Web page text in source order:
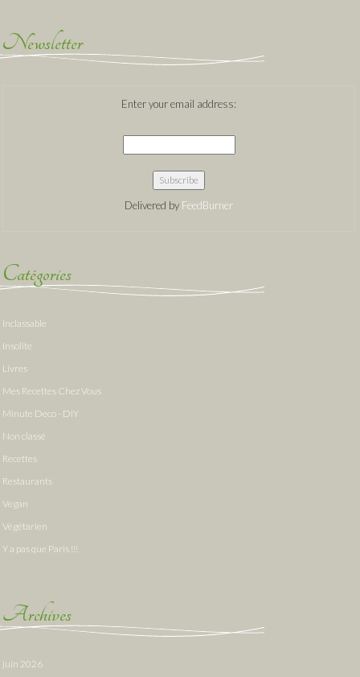
Newsletter
Enter your email address:
Delivered by FeedBurner
Catégories
Inclassable
Insolite
Livres
Mes Recettes Chez Vous
Minute Deco - DIY
Non classé
Recettes
Restaurants
Vegan
Végétarien
Y a pas que Paris !!!
Archives
juin 2026